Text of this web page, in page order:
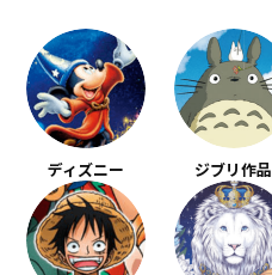
ディズニー ジブリ作品